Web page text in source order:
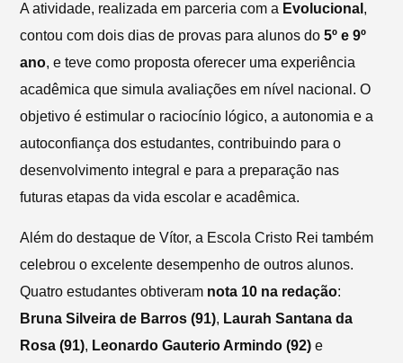
A atividade, realizada em parceria com a Evolucional ,
contou com dois dias de provas para alunos do5º e 9º
ano, e teve como proposta oferecer uma experiência
acadêmica que simula avaliações em nível nacional. O
objetivo é estimular o raciocínio lógico, a autonomia e a
autoconfiança dos estudantes, contribuindo para o
desenvolvimento integral e para a preparação nas
futuras etapas da vida escolar e acadêmica.
Além do destaque de Vítor, a Escola Cristo Rei também
celebrou o excelente desempenho de outros alunos.
Quatro estudantes obtiveram nota 10 na redação:
Bruna Silveira de Barros (91), Laurah Santana da
Rosa (91), Leonardo Gauterio Armindo (92) e